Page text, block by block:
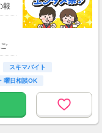
報
れ
のスキマバイト
曜日相談OK